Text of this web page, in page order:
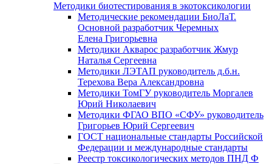
Методики биотестирования в экотоксикологии
Методические рекомендации БиоЛаТ.
Основной разработчик Черемных
Елена Григорьевна
Методики Акварос разработчик Жмур
Наталья Сергеевна
Методики ЛЭТАП руководитель д.б.н.
Терехова Вера Александровна
Методики ТомГУ руководитель Моргалев
Юрий Николаевич
Методики ФГАО ВПО «СФУ» руководитель
Григорьев Юрий Сергеевич
ГОСТ национальные стандарты Российской
Федерации и международные стандарты
Реестр токсикологических методов ПНД Ф